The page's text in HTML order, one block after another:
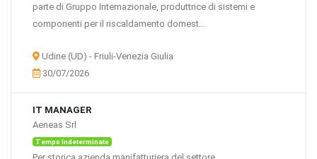
parte di Gruppo Internazionale, produttrice di sistemi e
componenti per il riscaldamento domest...
Udine (UD) - Friuli-Venezia Giulia
30/07/2026
IT MANAGER
Aeneas Srl
Tempo Indeterminato